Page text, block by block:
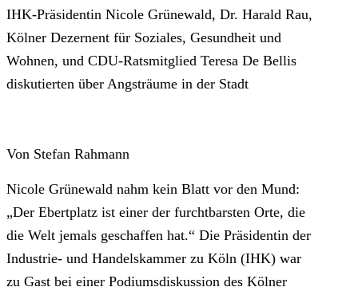
IHK-Präsidentin Nicole Grünewald, Dr. Harald Rau,
Kölner Dezernent für Soziales, Gesundheit und
Wohnen, und CDU-Ratsmitglied Teresa De Bellis
diskutierten über Angsträume in der Stadt
Von Stefan Rahmann
Nicole Grünewald nahm kein Blatt vor den Mund:
„Der Ebertplatz ist einer der furchtbarsten Orte, die
die Welt jemals geschaffen hat.“ Die Präsidentin der
Industrie- und Handelskammer zu Köln (IHK) war
zu Gast bei einer Podiumsdiskussion des Kölner